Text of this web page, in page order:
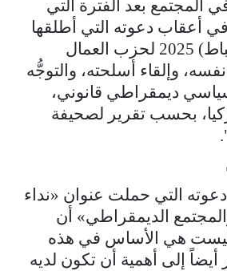
المجتمع بعد الفترة التي
أعقاب دعوته التي أطلقها
في 27 فبراير (شباط) 2025 لحزب العمال
وإلقاء أسلحته، والتوجُّه
ديمقراطي قانوني،
بحسب تقرير لصحيفة
التي حملت عنوان «نداء
الديمقراطي» أن
هي الأساس في هذه
أيضاً إلى أهمية أن تكون لديه